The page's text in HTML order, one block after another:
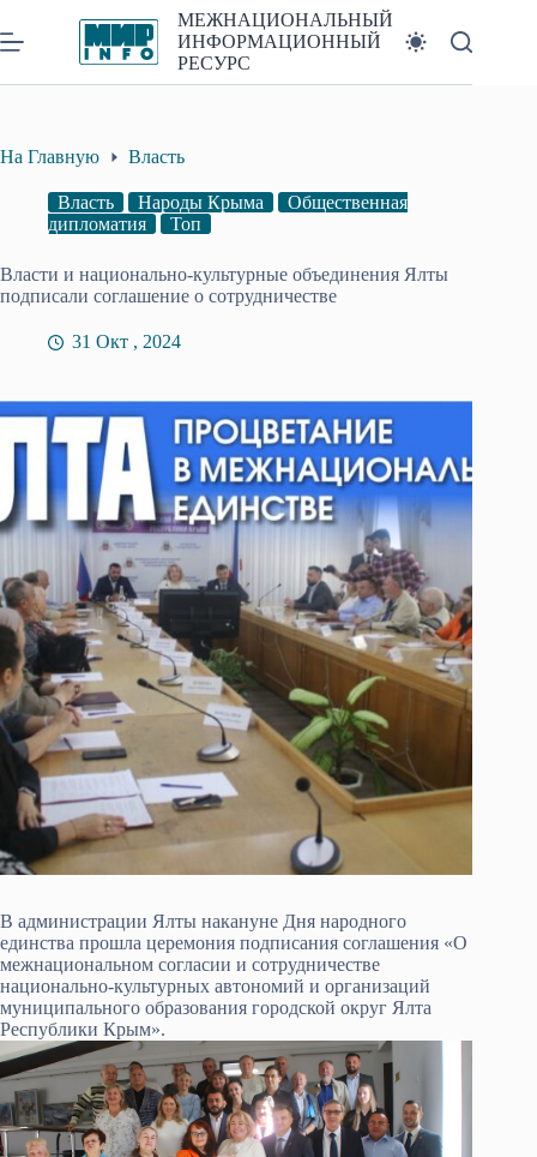
к
сути
МЕЖНАЦИОНАЛЬНЫЙ
ИНФОРМАЦИОННЫЙ
РЕСУРС
На Главную Власть
Власть Народы Крыма
Общественная
дипломатия
Топ
Власти и национально-культурные объединения Ялты
подписали соглашение о сотрудничестве
31 Окт , 2024
В администрации Ялты накануне Дня народного
единства прошла церемония подписания соглашения «О
межнациональном согласии и сотрудничестве
национально-культурных автономий и организаций
муниципального образования городской округ Ялта
Республики Крым».